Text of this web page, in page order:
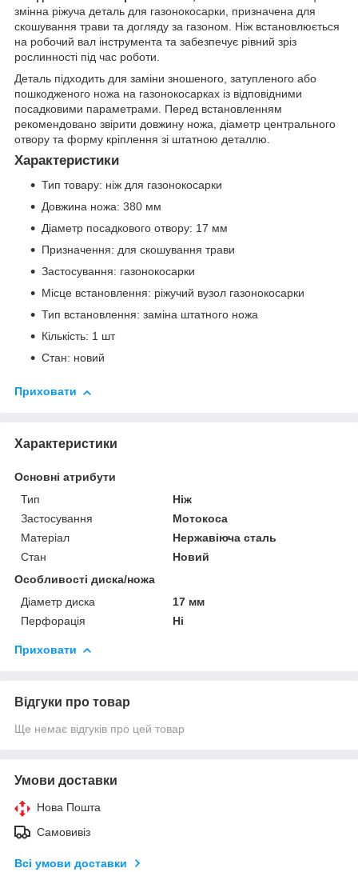
змінна ріжуча деталь для газонокосарки, призначена для
скошування трави та догляду за газоном. Ніж встановлюється
на робочий вал інструмента та забезпечує рівний зріз
рослинності під час роботи.
Деталь підходить для заміни зношеного, затупленого або
пошкодженого ножа на газонокосарках із відповідними
посадковими параметрами. Перед встановленням
рекомендовано звірити довжину ножа, діаметр центрального
отвору та форму кріплення зі штатною деталлю.
Характеристики
Тип товару: ніж для газонокосарки
Довжина ножа: 380 мм
Діаметр посадкового отвору: 17 мм
Призначення: для скошування трави
Застосування: газонокосарки
Місце встановлення: ріжучий вузол газонокосарки
Тип встановлення: заміна штатного ножа
Кількість: 1 шт
Стан: новий
Приховати
Характеристики
Основні атрибути
Тип
Ніж
Застосування
Мотокоса
Матеріал
Нержавіюча сталь
Стан
Новий
Особливості диска/ножа
Діаметр диска
17 мм
Перфорація
Ні
Приховати
Відгуки про товар
Ще немає відгуків про цей товар
Умови доставки
Нова Пошта
Самовивіз
Всі умови доставки